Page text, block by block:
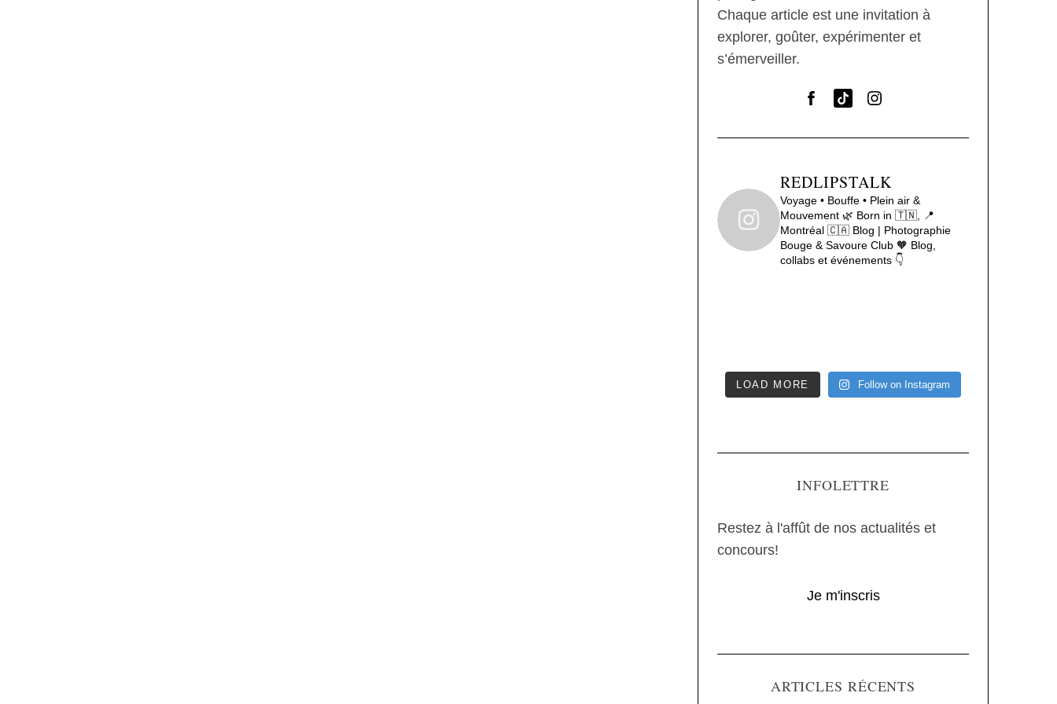
Chaque article est une invitation à
explorer, goûter, expérimenter et
s’émerveiller.
REDLIPSTALK
Voyage • Bouffe • Plein air &
Mouvement 🌿 Born in 🇹🇳, 📍
Montréal 🇨🇦 Blog | Photographie
Bouge & Savoure Club 🧡 Blog,
collabs et événements 👇
LOAD MORE Follow on Instagram
INFOLETTRE
Restez à l'affût de nos actualités et
concours!
Je m'inscris
ARTICLES RÉCENTS